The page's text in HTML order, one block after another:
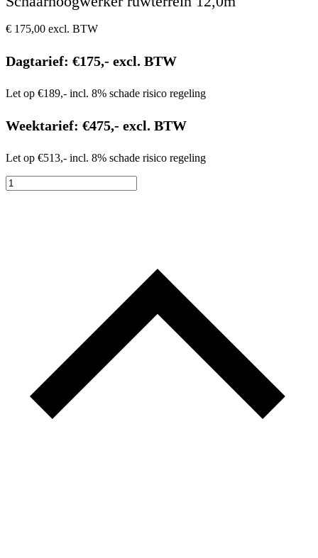
€ 175,00 excl. BTW
Dagtarief: €175,- excl. BTW
Let op €189,- incl. 8% schade risico regeling
Weektarief: €475,- excl. BTW
Let op €513,- incl. 8% schade risico regeling
Schaarhoogwerker
ruwterrein